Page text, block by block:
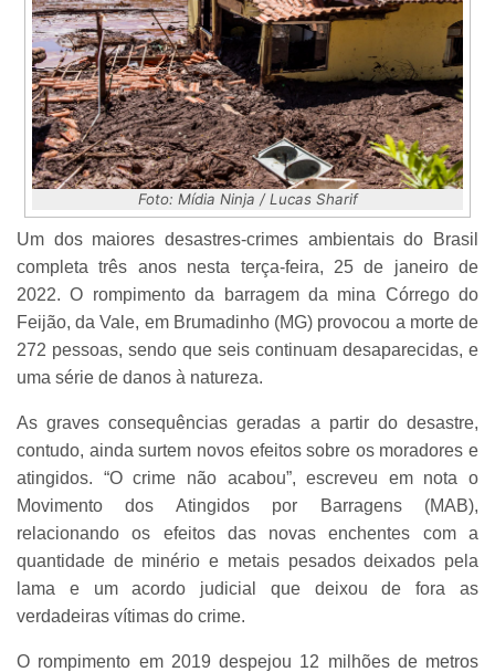
Foto: Mídia Ninja / Lucas Sharif
Um dos maiores desastres-crimes ambientais do Brasil
completa três anos nesta terça-feira, 25 de janeiro de
2022. O rompimento da barragem da mina Córrego do
Feijão, da Vale, em Brumadinho (MG) provocou a morte de
272 pessoas, sendo que seis continuam desaparecidas, e
uma série de danos à natureza.
As graves consequências geradas a partir do desastre,
contudo, ainda surtem novos efeitos sobre os moradores e
atingidos. “O crime não acabou”, escreveu em nota o
Movimento dos Atingidos por Barragens (MAB),
relacionando os efeitos das novas enchentes com a
quantidade de minério e metais pesados deixados pela
lama e um acordo judicial que deixou de fora as
verdadeiras vítimas do crime.
O rompimento em 2019 despejou 12 milhões de metros